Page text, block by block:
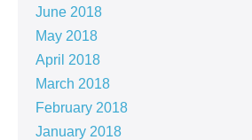
June 2018
May 2018
April 2018
March 2018
February 2018
January 2018